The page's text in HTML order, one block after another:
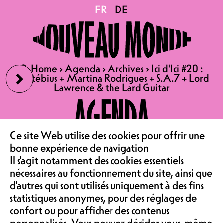
›
‹
FR DE
🔍Home ›Agenda ›Archives › Ici d'Ici #20 :
Hantébius + Martina Rodrigues + S.A.7 + Lord
Lawrence & the Lard Guitar
AGENDA
LE CAFÉ
ASSOCIATION &
FR DE
🔍Home ›Agenda ›Archives › Ici d'Ici #20 :
Hantébius + Martina Rodrigues + S.A.7 + Lord
Lawrence & the Lard Guitar
Ici d'Ici #20 : Hantébius
+ Martina Rodrigues +
S.A.7 + Lord Lawrence &
the Lard Guitar
26.04.2025
ICI D’ICI #20 : HANTÉBIUS +
MARTINA RODRIGUES + S.A.7
+ LORD LAWRENCE & THE
Ce site Web utilise des cookies pour offrir une
bonne expérience de navigation
Il s'agit notamment des cookies essentiels
nécessaires au fonctionnement du site, ainsi que
d'autres qui sont utilisés uniquement à des fins
statistiques anonymes, pour des réglages de
confort ou pour afficher des contenus